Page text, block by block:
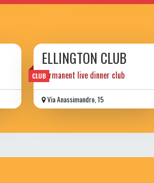
CLUB
ELLINGTON CLUB
permanent live dinner club
Via Anassimandro, 15